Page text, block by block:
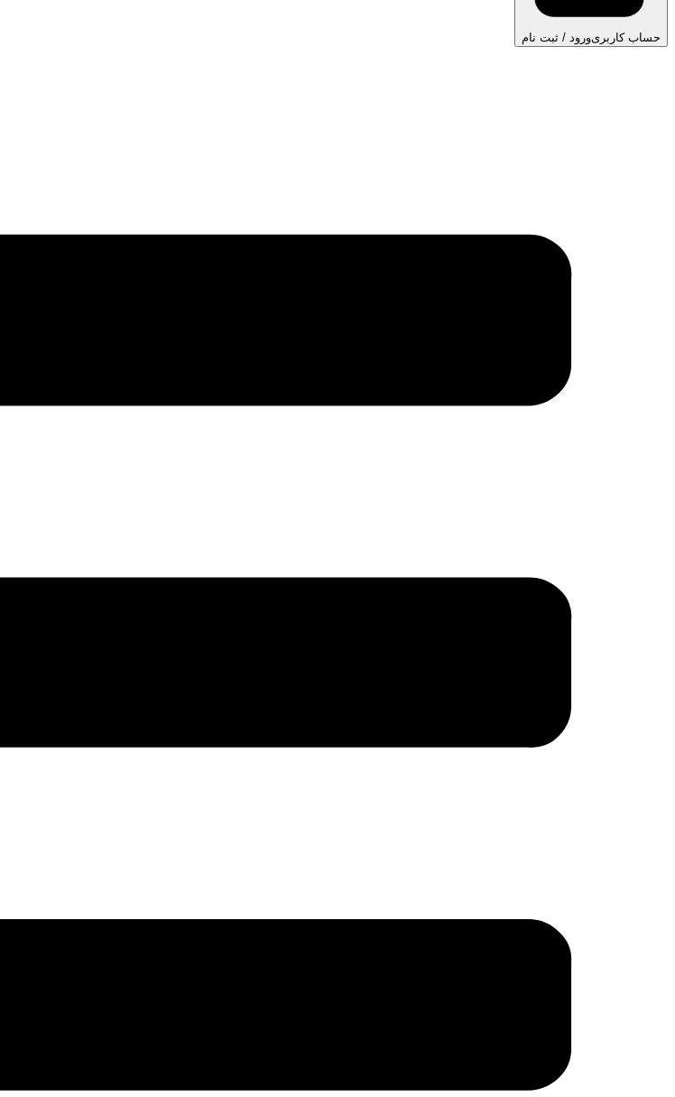
حساب کاربریورود / ثبت نام